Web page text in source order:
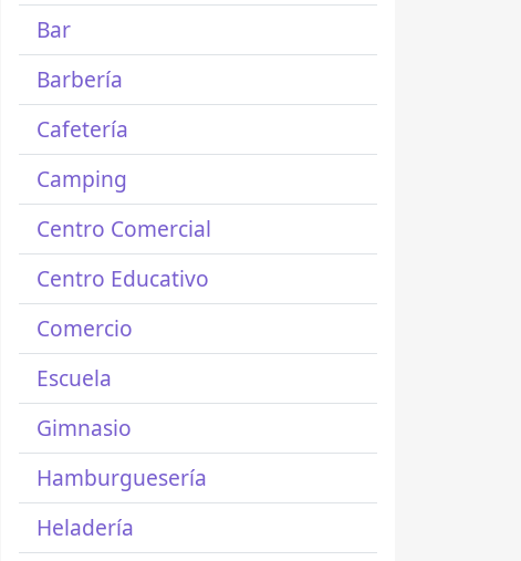
Bar
Barbería
Cafetería
Camping
Centro Comercial
Centro Educativo
Comercio
Escuela
Gimnasio
Hamburguesería
Heladería